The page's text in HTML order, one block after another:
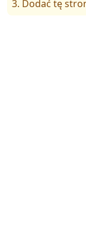
3. Dodać tę